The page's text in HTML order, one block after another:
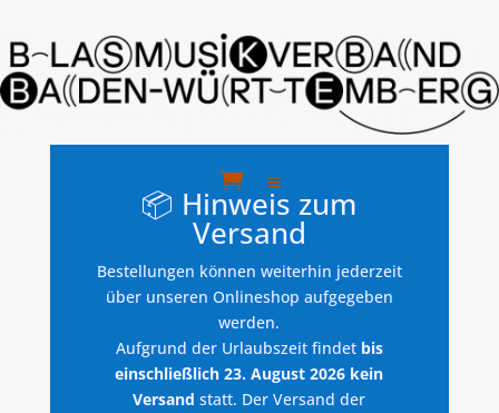
📦 Hinweis zum
Versand
Bestellungen können weiterhin jederzeit
über unseren Onlineshop aufgegeben
werden.
Aufgrund der Urlaubszeit findet bis
einschließlich 23. August 2026 kein
Versand statt. Der Versand der